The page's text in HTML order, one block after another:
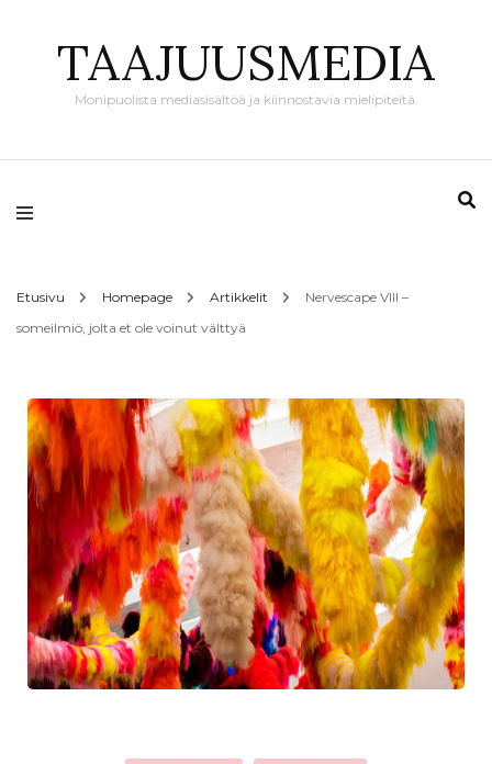
TAAJUUSMEDIA
Monipuolista mediasisältöä ja kiinnostavia mielipiteitä.
Etusivu Homepage Artikkelit
Nervescape VIII –
someilmiö, jolta et ole voinut välttyä